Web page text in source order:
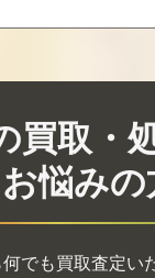
買取価格
リアルバウト
餓狼伝説2 ザ・
ニューカマーズ
買取・
悩みの
でも買取査定い